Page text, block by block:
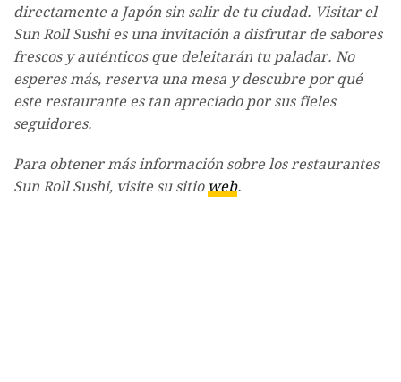
directamente a Japón sin salir de tu ciudad. Visitar el
Sun Roll Sushi es una invitación a disfrutar de sabores
frescos y auténticos que deleitarán tu paladar. No
esperes más, reserva una mesa y descubre por qué
este restaurante es tan apreciado por sus fieles
seguidores.
Para obtener más información sobre los restaurantes
Sun Roll Sushi, visite su sitioweb.